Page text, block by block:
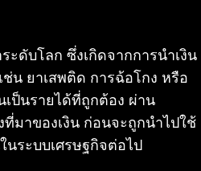
ะดับโลก ซึ่งเกิดจากการนำเงิน
น ยาเสพติด การฉ้อโกง หรือ
ป็นรายได้ที่ถูกต้อง ผ่าน
ที่มาของเงิน ก่อนจะถูกนำไปใช้
นระบบเศรษฐกิจต่อไป